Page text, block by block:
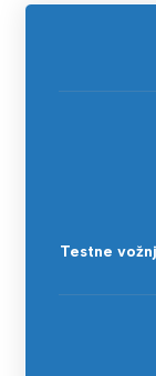
Testne